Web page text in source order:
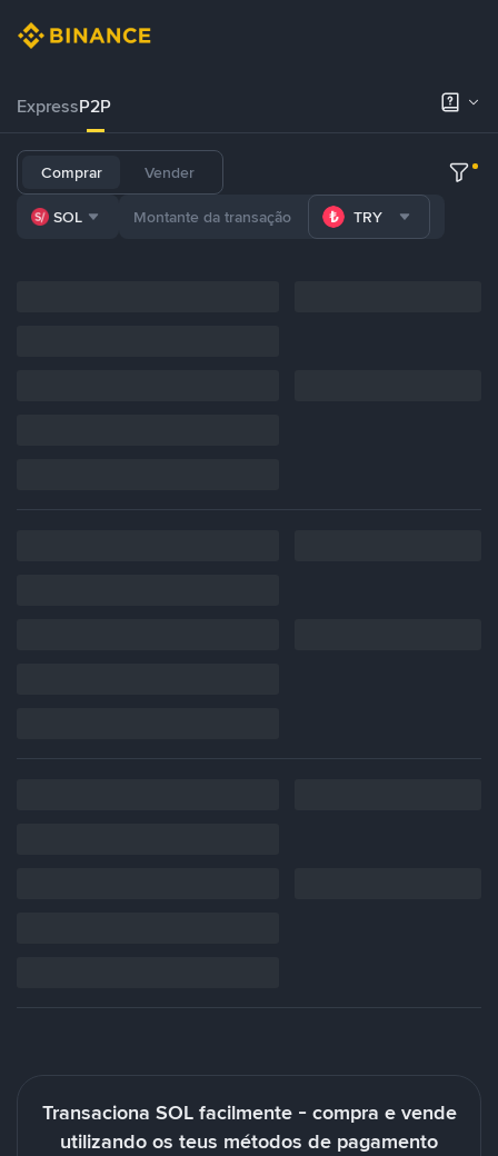
ExpressP2P
Comprar Vender
SOL TRY
Transaciona SOL facilmente - compra e vende
utilizando os teus métodos de pagamento